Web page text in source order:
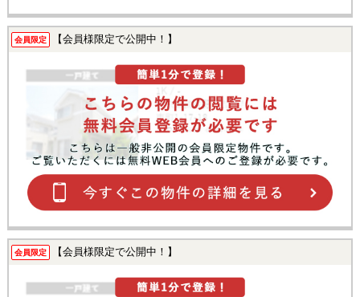
会員限定 【会員様限定で公開中！】
会員限定 【会員様限定で公開中！】